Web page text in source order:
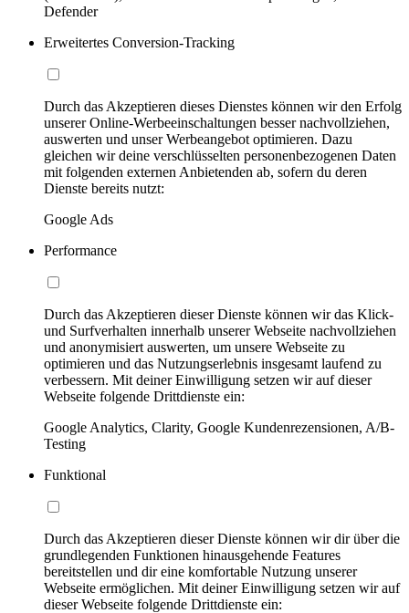
Defender
Erweitertes Conversion-Tracking
Durch das Akzeptieren dieses Dienstes können wir den Erfolg
unserer Online-Werbeeinschaltungen besser nachvollziehen,
auswerten und unser Werbeangebot optimieren. Dazu
gleichen wir deine verschlüsselten personenbezogenen Daten
mit folgenden externen Anbietenden ab, sofern du deren
Dienste bereits nutzt:
Google Ads
Performance
Durch das Akzeptieren dieser Dienste können wir das Klick-
und Surfverhalten innerhalb unserer Webseite nachvollziehen
und anonymisiert auswerten, um unsere Webseite zu
optimieren und das Nutzungserlebnis insgesamt laufend zu
verbessern. Mit deiner Einwilligung setzen wir auf dieser
Webseite folgende Drittdienste ein:
Google Analytics, Clarity, Google Kundenrezensionen, A/B-
Testing
Funktional
Durch das Akzeptieren dieser Dienste können wir dir über die
grundlegenden Funktionen hinausgehende Features
bereitstellen und dir eine komfortable Nutzung unserer
Webseite ermöglichen. Mit deiner Einwilligung setzen wir auf
dieser Webseite folgende Drittdienste ein: